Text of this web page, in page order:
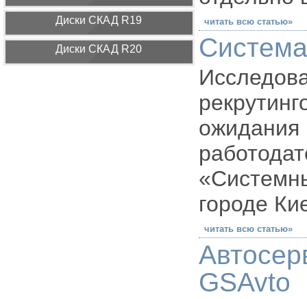
Диcки СКАД R19
Диcки СКАД R20
читать всю статью»
городе
читать всю статью»
GSAvto